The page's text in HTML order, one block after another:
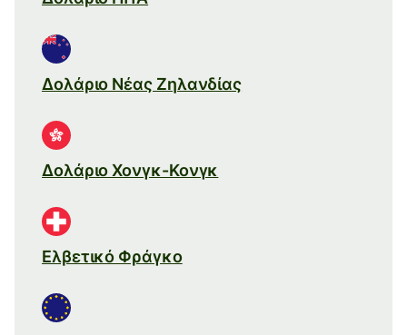
Δολάριο Νέας Ζηλανδίας
Δολάριο Χονγκ-Κονγκ
Ελβετικό Φράγκο